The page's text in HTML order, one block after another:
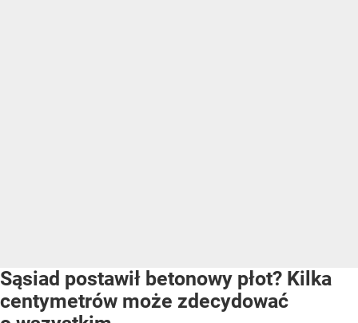
Sąsiad postawił betonowy płot? Kilka
centymetrów może zdecydować